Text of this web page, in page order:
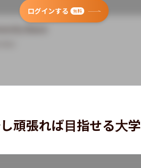
ログインする 無料
頑張れば目指せる大学